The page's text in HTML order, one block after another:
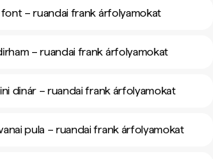
– ruandai frank árfolyamokat
– ruandai frank árfolyamokat
dinár – ruandai frank árfolyamokat
pula – ruandai frank árfolyamokat